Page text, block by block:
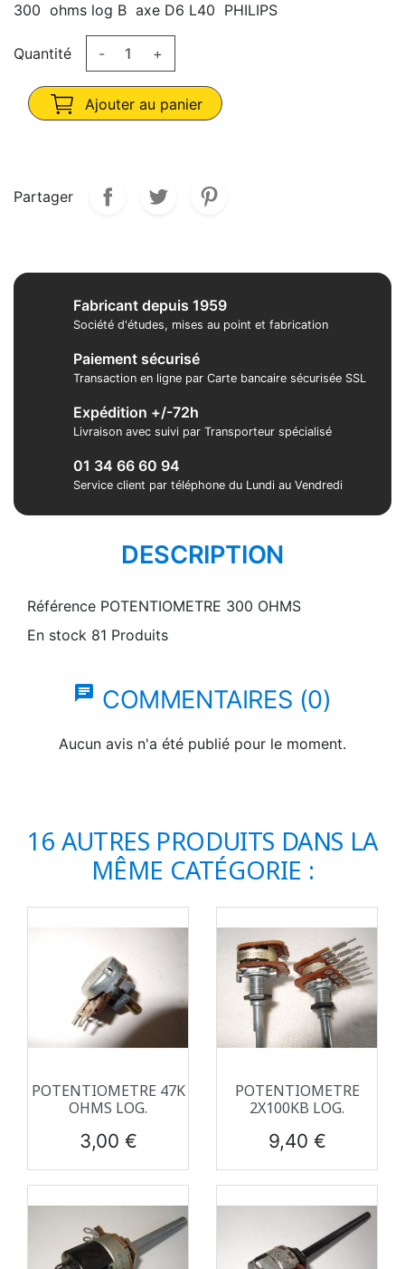
300 ohms log B axe D6 L40 PHILIPS
Quantité - +
Ajouter au panier
Partager
Fabricant depuis 1959
Société d'études, mises au point et fabrication
Paiement sécurisé
Transaction en ligne par Carte bancaire sécurisée SSL
Expédition +/-72h
Livraison avec suivi par Transporteur spécialisé
01 34 66 60 94
Service client par téléphone du Lundi au Vendredi
DESCRIPTION
Référence POTENTIOMETRE 300 OHMS
En stock 81 Produits
chat COMMENTAIRES (0)
Aucun avis n'a été publié pour le moment.
16 AUTRES PRODUITS DANS LA
MÊME CATÉGORIE :
POTENTIOMETRE 47K
OHMS LOG.
Prix
3,00 €
POTENTIOMETRE
2X100KB LOG.
Prix
9,40 €